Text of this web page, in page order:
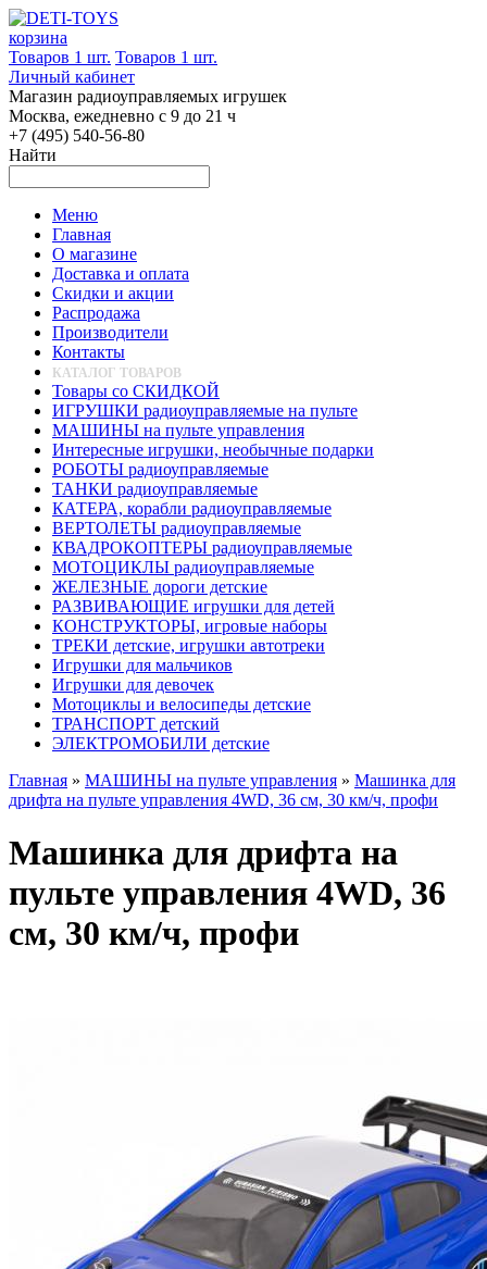
корзина
Товаров 1 шт. Товаров 1 шт.
Личный кабинет
Магазин радиоуправляемых игрушек
Москва, ежедневно с 9 до 21 ч
+7 (495) 540-56-80
Найти
Меню
Главная
О магазине
Доставка и оплата
Скидки и акции
Распродажа
Производители
Контакты
КАТАЛОГ ТОВАРОВ
Товары со СКИДКОЙ
ИГРУШКИ радиоуправляемые на пульте
МАШИНЫ на пульте управления
Интересные игрушки, необычные подарки
РОБОТЫ радиоуправляемые
ТАНКИ радиоуправляемые
КАТЕРА, корабли радиоуправляемые
ВЕРТОЛЕТЫ радиоуправляемые
КВАДРОКОПТЕРЫ радиоуправляемые
МОТОЦИКЛЫ радиоуправляемые
ЖЕЛЕЗНЫЕ дороги детские
РАЗВИВАЮЩИЕ игрушки для детей
КОНСТРУКТОРЫ, игровые наборы
ТРЕКИ детские, игрушки автотреки
Игрушки для мальчиков
Игрушки для девочек
Мотоциклы и велосипеды детские
ТРАНСПОРТ детский
ЭЛЕКТРОМОБИЛИ детские
Главная » МАШИНЫ на пульте управления » Машинка для
дрифта на пульте управления 4WD, 36 см, 30 км/ч, профи
Машинка для дрифта на
пульте управления 4WD, 36
см, 30 км/ч, профи